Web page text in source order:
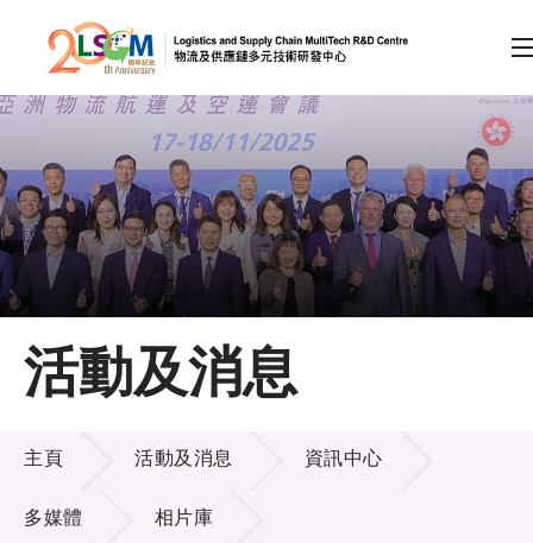
跳到內容（按回車鍵）
會員登入
A A EN 繁 简
主頁
關於LSCM
技術商品化
項目及資助計劃
活動及消息
活動及消息
主頁 活動及消息 資訊中心
多媒體 相片庫